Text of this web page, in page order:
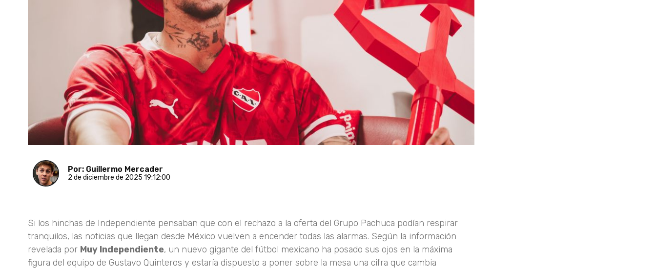
Por: Guillermo Mercader
2 de diciembre de 2025 19:12:00
Si los hinchas de Independiente pensaban que con el rechazo a la oferta del Grupo Pachuca podían respirar
tranquilos, las noticias que llegan desde México vuelven a encender todas las alarmas. Según la información
revelada por Muy Independiente, un nuevo gigante del fútbol mexicano ha posado sus ojos en la máxima
figura del equipo de Gustavo Quinteros y estaría dispuesto a poner sobre la mesa una cifra que cambia